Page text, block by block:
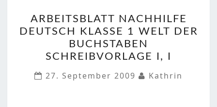
NACHHILFE
DEUTSCH
KLASSE
1
WELT
ARBEITSBLATT NACHHILFE
DEUTSCH KLASSE 1 WELT DER
BUCHSTABEN
SCHREIBVORLAGE I, I
27. September 2009
Kathrin